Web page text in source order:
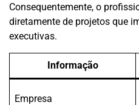
Consequentemente, o
diretamente de projetos que
executivas.
Informação
Empresa